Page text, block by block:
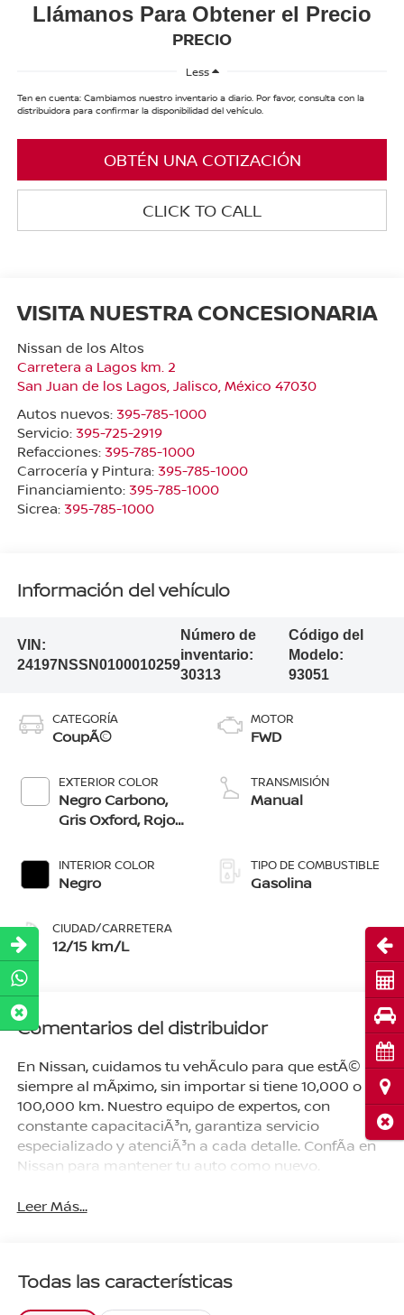
Llámanos Para Obtener el Precio
PRECIO
Less
Ten en cuenta: Cambiamos nuestro inventario a diario. Por favor, consulta con la
distribuidora para confirmar la disponibilidad del vehículo.
OBTÉN UNA COTIZACIÓN
CLICK TO CALL
VISITA NUESTRA CONCESIONARIA
Nissan de los Altos
Carretera a Lagos km. 2
San Juan de los Lagos Jalisco , México 47030
Autos nuevos: 395-785-1000
Servicio: 395-725-2919
Refacciones: 395-785-1000
Carrocería y Pintura: 395-785-1000
Financiamiento: 395-785-1000
Sicrea: 395-785-1000
Información del vehículo
VIN:
24197NSSN0100010259
Número de
inventario:
30313
Código del
Modelo:
93051
CATEGORÍA
CoupÃ©
EXTERIOR COLOR
Negro Carbono,
Gris Oxford, Rojo
Vibrante,
Plata/Negro, Rojo
Blanco
Lunar/Negro
INTERIOR COLOR
Negro
CIUDAD/CARRETERA
12/15 km/L
MOTOR
FWD
TRANSMISIÓN
Manual
TIPO DE COMBUSTIBLE
Gasolina
Comentarios del distribuidor
En Nissan, cuidamos tu vehÃ­culo para que estÃ©
siempre al mÃ¡ximo, sin importar si tiene 10,000 o
100,000 km. Nuestro equipo de expertos, con
constante capacitaciÃ³n, garantiza servicio
especializado y atenciÃ³n a cada detalle. ConfÃ­a en
Nissan para mantener tu auto como nuevo.
Leer Más...
Todas las características